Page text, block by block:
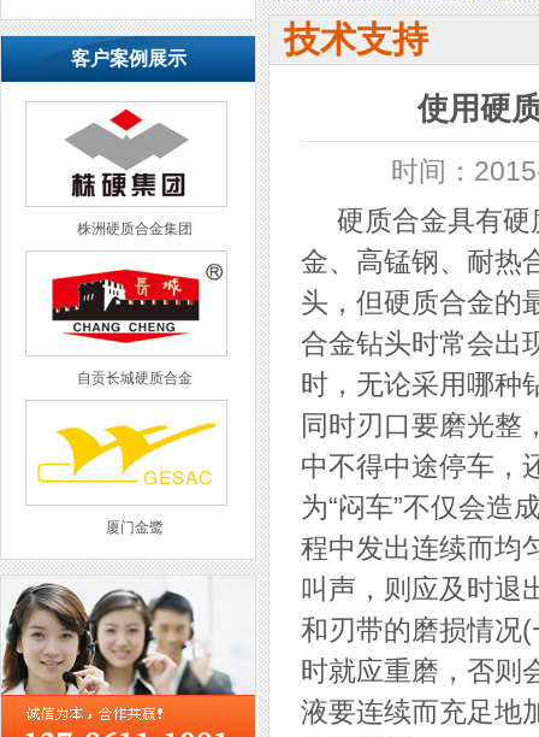
客户案例展示
株洲硬质合金集团
自贡长城硬质合金
厦门金鹭
西工集团
技术支持
使用硬
时间：
硬质合金具有硬
金、高锰钢、耐热
头，但硬质合金的
合金钻头时常会出
时，无论采用哪种
同时刃口要磨光整
中不得中途停车，
为“闷车”不仅会造
程中发出连续而均
叫声，则应及时退
和刃带的磨损情况
时就应重磨，否则
液要连续而充足地